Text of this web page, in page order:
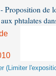
Proposition de
phtalates
(Limiter